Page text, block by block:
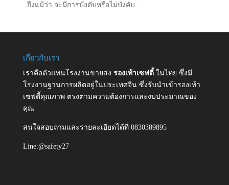
ถึงแม้ว่า จะมีการบังคับหรือไม่บังคับ...
เกี่ยวกับเรา
เราคือตัวแทนโรงงานขายส่ง รองเท้าเซฟตี้ ในไทย ซึ่งมี
โรงงานฐานการผลิตอยู่ในประเทศจีน ซึ่งรับนำเข้ารองเท้า
เซฟตี้คุณภาพ ตรงตามความต้องการและงบประมาณของ
คุณ
สนใจสอบถามและรายละเอียดได้ที่ 0830389895
Line:@safety27